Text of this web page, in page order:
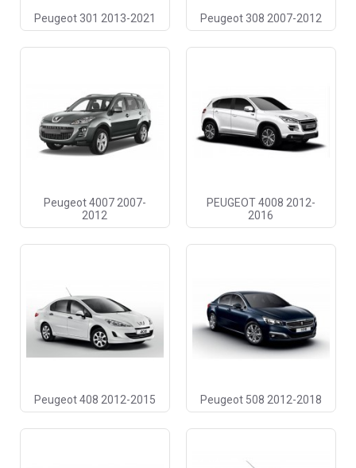
Peugeot 301 2013-2021 Peugeot 308 2007-2012
Peugeot 4007 2007-
2012
PEUGEOT 4008 2012-
2016
Peugeot 408 2012-2015 Peugeot 508 2012-2018